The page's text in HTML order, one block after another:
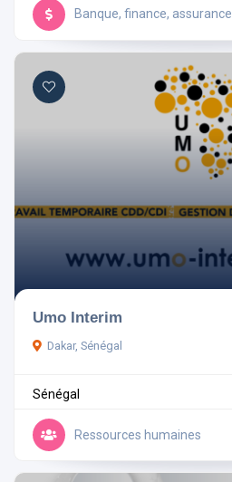
Réinitialiser les filtres
Banque, finance, assurance
Umo Interim
Dakar, Sénégal
Sénégal
Ressources humaines